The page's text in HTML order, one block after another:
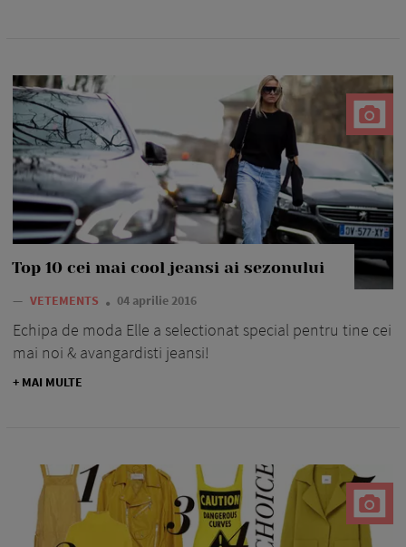
Top 10 cei mai cool jeansi ai sezonului
— VETEMENTS 04 aprilie 2016
Echipa de moda Elle a selectionat special pentru tine cei
mai noi & avangardisti jeansi!
+ MAI MULTE